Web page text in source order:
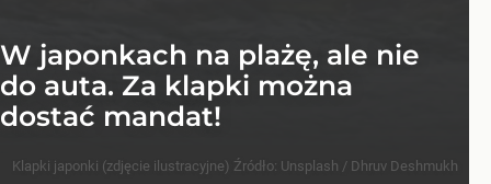
W japonkach na plażę, ale nie
do auta. Za klapki można
dostać mandat!
Klapki japonki (zdjęcie ilustracyjne) Źródło: Unsplash / Dhruv Deshmukh